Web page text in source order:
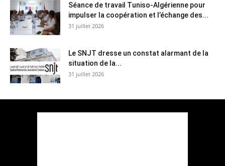
Séance de travail Tuniso-Algérienne pour
impulser la coopération et l’échange des...
31 juillet 2026
Le SNJT dresse un constat alarmant de la
situation de la...
31 juillet 2026